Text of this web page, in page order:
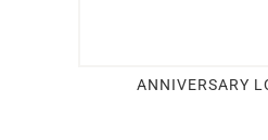
ANNIVERSARY